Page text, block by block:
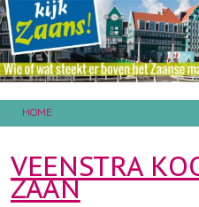
HOME
VEENSTRA
ZAAN